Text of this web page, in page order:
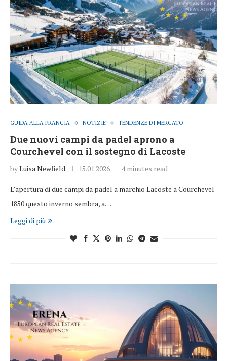
GUIDA ALLA FRANCIA NOTIZIE TENDENZE DI MERCATO
Due nuovi campi da padel aprono a
Courchevel con il sostegno di Lacoste
byLuisa Newfield 15.01.2026 4 minutes read
L’apertura di due campi da padel a marchio Lacoste a Courchevel
1850 questo inverno sembra, a…
Leggi di più